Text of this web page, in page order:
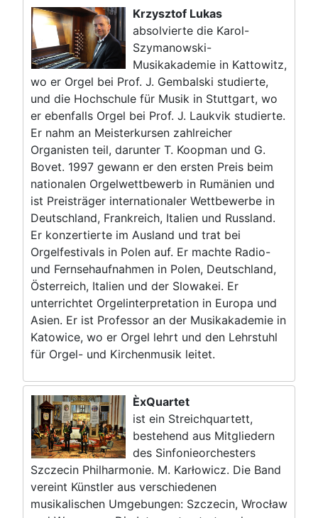
Krzysztof Lukas
absolvierte die Karol-
Szymanowski-
Musikakademie in Kattowitz,
wo er Orgel bei Prof. J. Gembalski studierte,
und die Hochschule für Musik in Stuttgart, wo
er ebenfalls Orgel bei Prof. J. Laukvik studierte.
Er nahm an Meisterkursen zahlreicher
Organisten teil, darunter T. Koopman und G.
Bovet. 1997 gewann er den ersten Preis beim
nationalen Orgelwettbewerb in Rumänien und
ist Preisträger internationaler Wettbewerbe in
Deutschland, Frankreich, Italien und Russland.
Er konzertierte im Ausland und trat bei
Orgelfestivals in Polen auf. Er machte Radio-
und Fernsehaufnahmen in Polen, Deutschland,
Österreich, Italien und der Slowakei. Er
unterrichtet Orgelinterpretation in Europa und
Asien. Er ist Professor an der Musikakademie in
Katowice, wo er Orgel lehrt und den Lehrstuhl
für Orgel- und Kirchenmusik leitet.
ÈxQuartet
ist ein Streichquartett,
bestehend aus Mitgliedern
des Sinfonieorchesters
Szczecin Philharmonie. M. Karłowicz. Die Band
vereint Künstler aus verschiedenen
musikalischen Umgebungen: Szczecin, Wrocław